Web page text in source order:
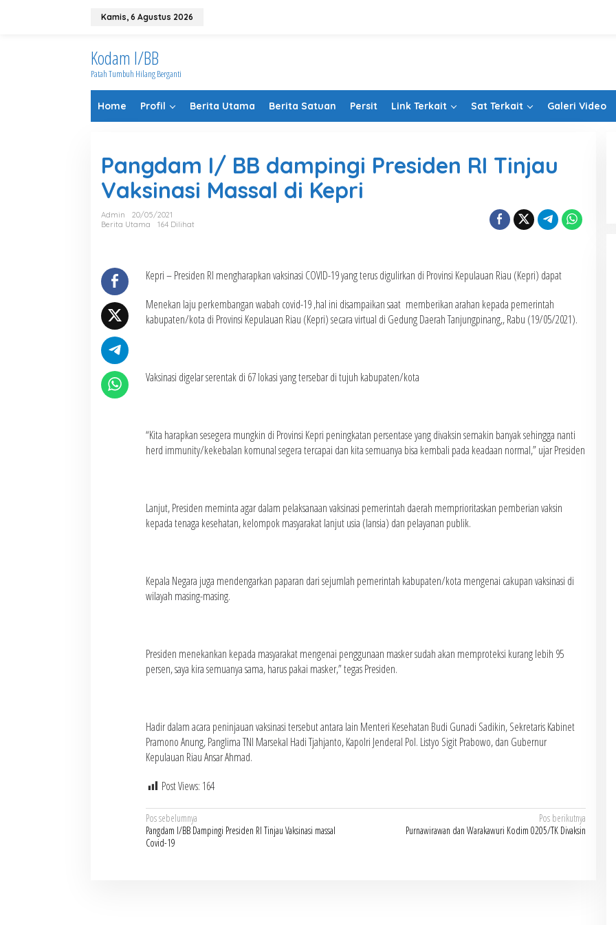
Kamis, 6 Agustus 2026
Kodam I/BB
Patah Tumbuh Hilang Berganti
Home Profil Berita Utama Berita Satuan Persit Link Terkait Sat Terkait Galeri Video
Pangdam I/ BB dampingi Presiden RI Tinjau
Vaksinasi Massal di Kepri
Admin
20/05/2021
Berita Utama
164 Dilihat
Kepri – Presiden RI mengharapkan vaksinasi COVID-19 yang terus digulirkan di Provinsi Kepulauan Riau (Kepri) dapat
Menekan laju perkembangan wabah covid-19 ,hal ini disampaikan saat memberikan arahan kepada pemerintah
kabupaten/kota di Provinsi Kepulauan Riau (Kepri) secara virtual di Gedung Daerah Tanjungpinang,, Rabu (19/05/2021).
Vaksinasi digelar serentak di 67 lokasi yang tersebar di tujuh kabupaten/kota
“Kita harapkan sesegera mungkin di Provinsi Kepri peningkatan persentase yang divaksin semakin banyak sehingga nanti
herd immunity/kekebalan komunal segera tercapai dan kita semuanya bisa kembali pada keadaan normal,” ujar Presiden
Lanjut, Presiden meminta agar dalam pelaksanaan vaksinasi pemerintah daerah memprioritaskan pemberian vaksin
kepada tenaga kesehatan, kelompok masyarakat lanjut usia (lansia) dan pelayanan publik.
Kepala Negara juga mendengarkan paparan dari sejumlah pemerintah kabupaten/kota mengenai cakupan vaksinasi di
wilayah masing-masing.
Presiden menekankan kepada masyarakat mengenai penggunaan masker sudah akan memproteksi kurang lebih 95
persen, saya kira semuanya sama, harus pakai masker,” tegas Presiden.
Hadir dalam acara peninjauan vaksinasi tersebut antara lain Menteri Kesehatan Budi Gunadi Sadikin, Sekretaris Kabinet
Pramono Anung, Panglima TNI Marsekal Hadi Tjahjanto, Kapolri Jenderal Pol. Listyo Sigit Prabowo, dan Gubernur
Kepulauan Riau Ansar Ahmad.
Post Views: 164
Navigasi
pos
Pos sebelumnya
Pangdam I/BB Dampingi Presiden RI Tinjau Vaksinasi massal
Covid-19
Pos berikutnya
Purnawirawan dan Warakawuri Kodim 0205/TK Divaksin